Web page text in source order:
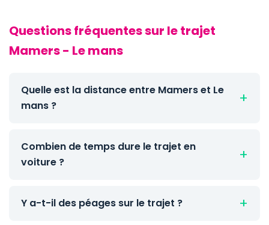
Questions fréquentes sur le trajet
Mamers - Le mans
Quelle est la distance entre Mamers et Le
mans ?
Combien de temps dure le trajet en
voiture ?
Y a-t-il des péages sur le trajet ?